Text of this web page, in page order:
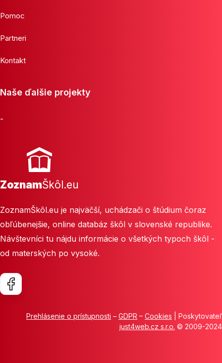
Pomoc
Partneri
Kontakt
Naše ďalšie projekty
-
ZoznamŠkôl.eu
ZoznamŠkôl.eu je najväčší, uchádzači o štúdium čoraz
obľúbenejšie, online databáz škôl v slovenské republike.
Návštevníci tu nájdu informácie o všetkých typoch škôl -
od materských po vysoké.
Prehlásenie o prístupnosti – GDPR – Cookies | Poskytovateľ
just4web.cz s.r.o. © 2009-2024